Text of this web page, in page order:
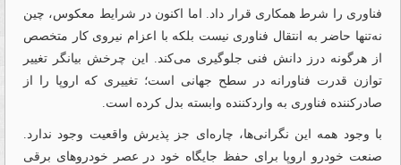
فناوری را شرط همکاری قرار داد. اما اکنون در شرایط معکوس، چین
نه‌تنها حاضر به انتقال فناوری نیست بلکه با اعزام نیروی کار متخصص
از هرگونه درز دانش فنی جلوگیری می‌کند. این چرخش بیانگر تغییر
توازن قدرت فناورانه در سطح جهانی است؛ تغییری که اروپا را از
صادرکننده فناوری به واردکننده وابسته بدل کرده است.
با وجود همه این نگرانی‌ها، چاره‌ای جز پذیرش واقعیت وجود ندارد.
صنعت خودرو اروپا برای حفظ جایگاه خود در عصر خودروهای برقی